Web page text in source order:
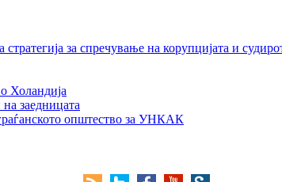
за спречување на корупцијата и
Холандија
заедницата
општество за УНКАК